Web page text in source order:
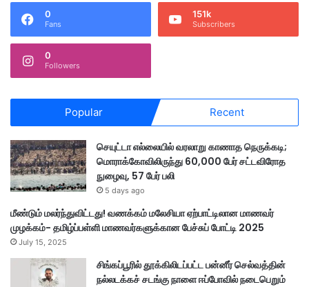
0
Fans
151k
Subscribers
0
Followers
Popular Recent
செயுட்டா எல்லையில் வரலாறு காணாத நெருக்கடி;
மொராக்கோவிலிருந்து 60,000 பேர் சட்டவிரோத
நுழைவு, 57 பேர் பலி
5 days ago
மீண்டும் மலர்ந்துவிட்டது! வணக்கம் மலேசியா ஏற்பாட்டிலான மாணவர்
முழக்கம்- தமிழ்ப்பள்ளி மாணவர்களுக்கான பேச்சுப் போட்டி 2025
July 15, 2025
சிங்கப்பூரில் தூக்கிலிடப்பட்ட பன்னீர் செல்வத்தின்
நல்லடக்கச் சடங்கு நாளை ஈப்போவில் நடைபெறும்